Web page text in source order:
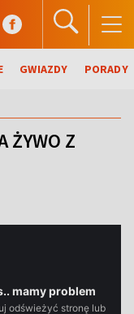
GWIAZDY PORADY
ŻYWO Z